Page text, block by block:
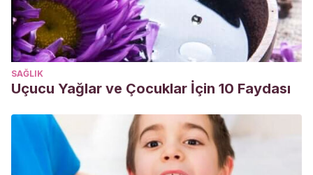
SAĞLIK
Uçucu Yağlar ve Çocuklar İçin 10 Faydası